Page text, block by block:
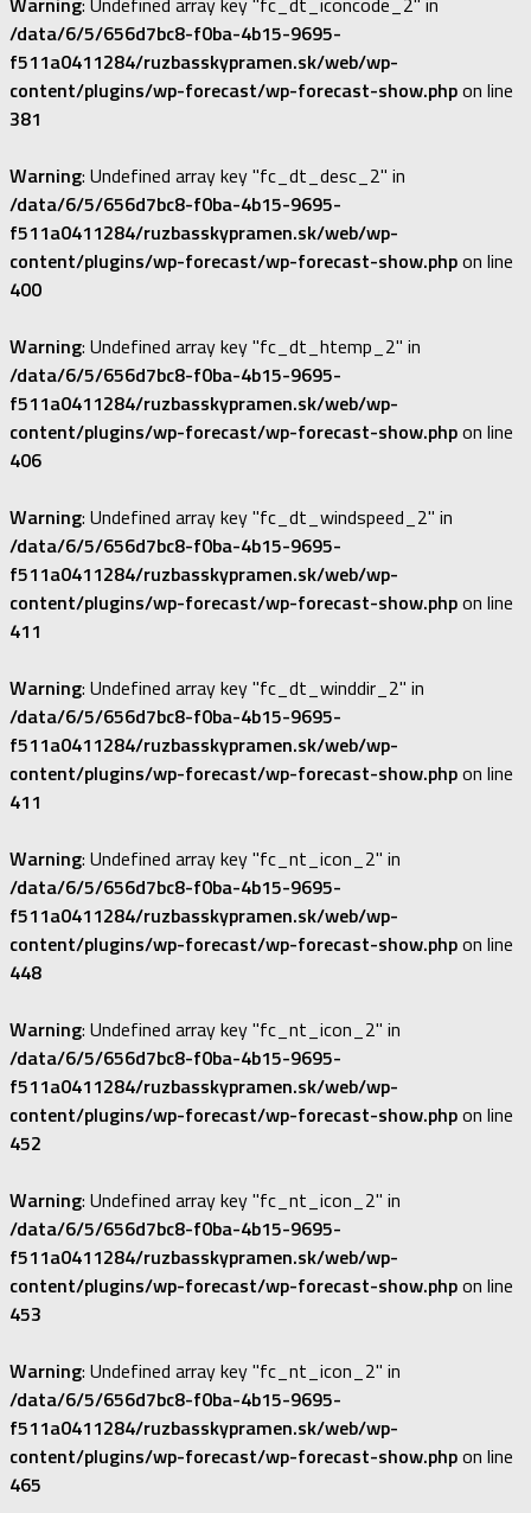
/data/6/5/656d7bc8-f0ba-4b15-9695-
f511a0411284/ruzbasskypramen.sk/web/wp-
content/plugins/wp-forecast/wp-forecast-show.phpon line
381
Warning: Undefined array key "fc_dt_desc_2" in
/data/6/5/656d7bc8-f0ba-4b15-9695-
f511a0411284/ruzbasskypramen.sk/web/wp-
content/plugins/wp-forecast/wp-forecast-show.phpon line
400
Warning: Undefined array key "fc_dt_htemp_2" in
/data/6/5/656d7bc8-f0ba-4b15-9695-
f511a0411284/ruzbasskypramen.sk/web/wp-
content/plugins/wp-forecast/wp-forecast-show.phpon line
406
Warning: Undefined array key "fc_dt_windspeed_2" in
/data/6/5/656d7bc8-f0ba-4b15-9695-
f511a0411284/ruzbasskypramen.sk/web/wp-
content/plugins/wp-forecast/wp-forecast-show.phpon line
411
Warning: Undefined array key "fc_dt_winddir_2" in
/data/6/5/656d7bc8-f0ba-4b15-9695-
f511a0411284/ruzbasskypramen.sk/web/wp-
content/plugins/wp-forecast/wp-forecast-show.phpon line
411
Warning: Undefined array key "fc_nt_icon_2" in
/data/6/5/656d7bc8-f0ba-4b15-9695-
f511a0411284/ruzbasskypramen.sk/web/wp-
content/plugins/wp-forecast/wp-forecast-show.phpon line
448
Warning: Undefined array key "fc_nt_icon_2" in
/data/6/5/656d7bc8-f0ba-4b15-9695-
f511a0411284/ruzbasskypramen.sk/web/wp-
content/plugins/wp-forecast/wp-forecast-show.phpon line
452
Warning: Undefined array key "fc_nt_icon_2" in
/data/6/5/656d7bc8-f0ba-4b15-9695-
f511a0411284/ruzbasskypramen.sk/web/wp-
content/plugins/wp-forecast/wp-forecast-show.phpon line
453
Warning: Undefined array key "fc_nt_icon_2" in
/data/6/5/656d7bc8-f0ba-4b15-9695-
f511a0411284/ruzbasskypramen.sk/web/wp-
content/plugins/wp-forecast/wp-forecast-show.phpon line
465